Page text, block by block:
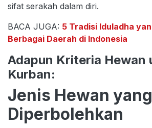
sifat serakah dalam diri.
BACA JUGA: 5 Tradisi Iduladha
Berbagai Daerah di Indonesia
Adapun Kriteria Hewan
Kurban:
Jenis Hewan yang
Diperbolehkan